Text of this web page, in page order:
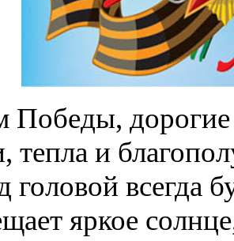
Победы,
тепла и
головой всегда
яркое